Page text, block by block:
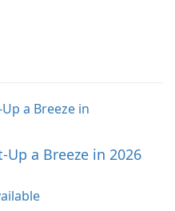
a Breeze in 2026